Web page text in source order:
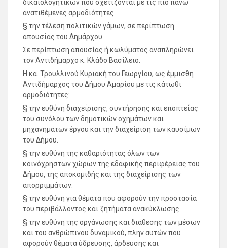
δικαιολογητικών που σχετίζονται με τις πιο πάνω
ανατιθέμενες αρμοδιότητες.
§ την τέλεση πολιτικών γάμων, σε περίπτωση
απουσίας του Δημάρχου.
Σε περίπτωση απουσίας ή κωλύματος αναπληρώνει
τον Αντιδήμαρχο κ. Κλάδο Βασίλειο.
Η κα. Τρουλλινού Κυριακή του Γεωργίου, ως έμμισθη
Αντιδήμαρχος του Δήμου Αμαρίου με τις κάτωθι
αρμοδιότητες:
§ την ευθύνη διαχείρισης, συντήρησης και εποπτείας
του συνόλου των δημοτικών οχημάτων και
μηχανημάτων έργου και την διαχείριση των καυσίμων
του Δήμου.
§ την ευθύνη της καθαριότητας όλων των
κοινόχρηστων χώρων της εδαφικής περιφέρειας του
Δήμου, της αποκομιδής και της διαχείρισης των
απορριμμάτων.
§ την ευθύνη για θέματα που αφορούν την προστασία
του περιβάλλοντος και ζητήματα ανακύκλωσης.
§ την ευθύνη της οργάνωσης και διάθεσης των μέσων
και του ανθρώπινου δυναμικού, πλην αυτών που
αφορούν θέματα ύδρευσης, άρδευσης και